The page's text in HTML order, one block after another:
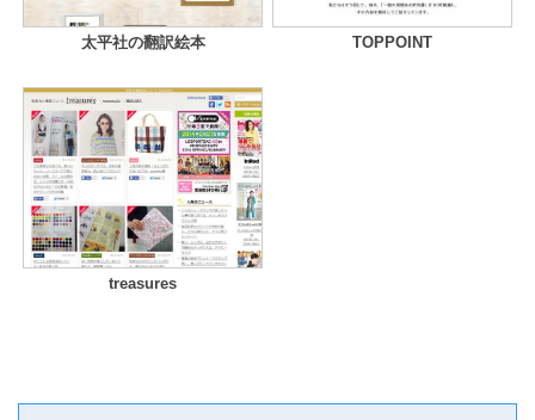
太平社の翻訳絵本 TOPPOINT
treasures